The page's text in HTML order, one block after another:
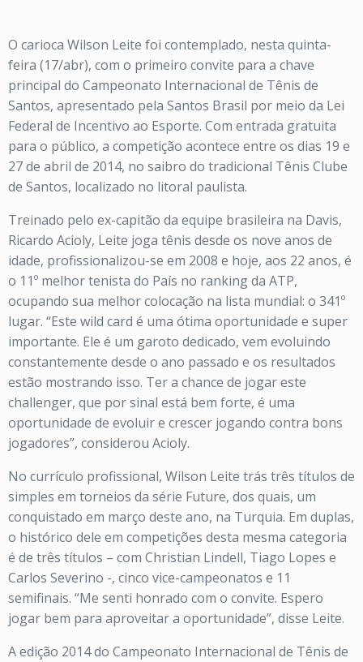
O carioca Wilson Leite foi contemplado, nesta quinta-
feira (17/abr), com o primeiro convite para a chave
principal do Campeonato Internacional de Tênis de
Santos, apresentado pela Santos Brasil por meio da Lei
Federal de Incentivo ao Esporte. Com entrada gratuita
para o público, a competição acontece entre os dias 19 e
27 de abril de 2014, no saibro do tradicional Tênis Clube
de Santos, localizado no litoral paulista.
Treinado pelo ex-capitão da equipe brasileira na Davis,
Ricardo Acioly, Leite joga tênis desde os nove anos de
idade, profissionalizou-se em 2008 e hoje, aos 22 anos, é
o 11º melhor tenista do País no ranking da ATP,
ocupando sua melhor colocação na lista mundial: o 341º
lugar. “Este wild card é uma ótima oportunidade e super
importante. Ele é um garoto dedicado, vem evoluindo
constantemente desde o ano passado e os resultados
estão mostrando isso. Ter a chance de jogar este
challenger, que por sinal está bem forte, é uma
oportunidade de evoluir e crescer jogando contra bons
jogadores”, considerou Acioly.
No currículo profissional, Wilson Leite trás três títulos de
simples em torneios da série Future, dos quais, um
conquistado em março deste ano, na Turquia. Em duplas,
o histórico dele em competições desta mesma categoria
é de três títulos – com Christian Lindell, Tiago Lopes e
Carlos Severino -, cinco vice-campeonatos e 11
semifinais. “Me senti honrado com o convite. Espero
jogar bem para aproveitar a oportunidade”, disse Leite.
A edição 2014 do Campeonato Internacional de Tênis de